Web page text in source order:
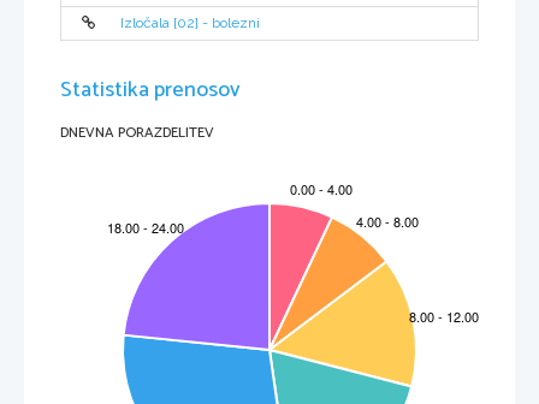
Izločala [02] - bolezni
Statistika prenosov
DNEVNA PORAZDELITEV